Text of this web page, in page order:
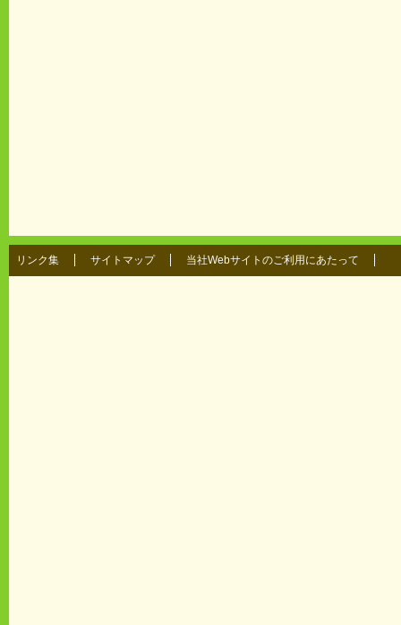
リンク集 サイトマップ 当社Webサイトのご利用にあたって